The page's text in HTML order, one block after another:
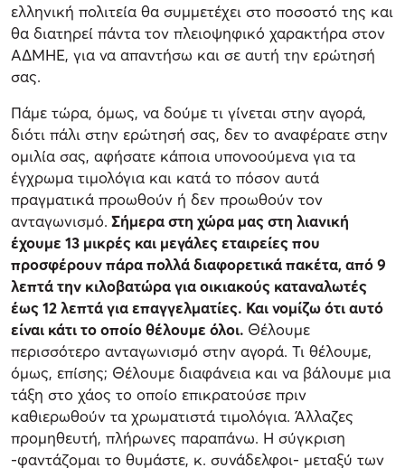
ελληνική πολιτεία θα συμμετέχει στο ποσοστό της και
θα διατηρεί πάντα τον πλειοψηφικό χαρακτήρα στον
ΑΔΜΗΕ, για να απαντήσω και σε αυτή την ερώτησή
σας.
Πάμε τώρα, όμως, να δούμε τι γίνεται στην αγορά,
διότι πάλι στην ερώτησή σας, δεν το αναφέρατε στην
ομιλία σας, αφήσατε κάποια υπονοούμενα για τα
έγχρωμα τιμολόγια και κατά το πόσον αυτά
πραγματικά προωθούν ή δεν προωθούν τον
ανταγωνισμό. Σήμερα στη χώρα μας στη λιανική
έχουμε 13 μικρές και μεγάλες εταιρείες που
προσφέρουν πάρα πολλά διαφορετικά πακέτα, από 9
λεπτά την κιλοβατώρα για οικιακούς καταναλωτές
έως 12 λεπτά για επαγγελματίες. Και νομίζω ότι αυτό
είναι κάτι το οποίο θέλουμε όλοι. Θέλουμε
περισσότερο ανταγωνισμό στην αγορά. Τι θέλουμε,
όμως, επίσης; Θέλουμε διαφάνεια και να βάλουμε μια
τάξη στο χάος το οποίο επικρατούσε πριν
καθιερωθούν τα χρωματιστά τιμολόγια. Άλλαζες
προμηθευτή, πλήρωνες παραπάνω. Η σύγκριση
-φαντάζομαι το θυμάστε, κ. συνάδελφοι- μεταξύ των